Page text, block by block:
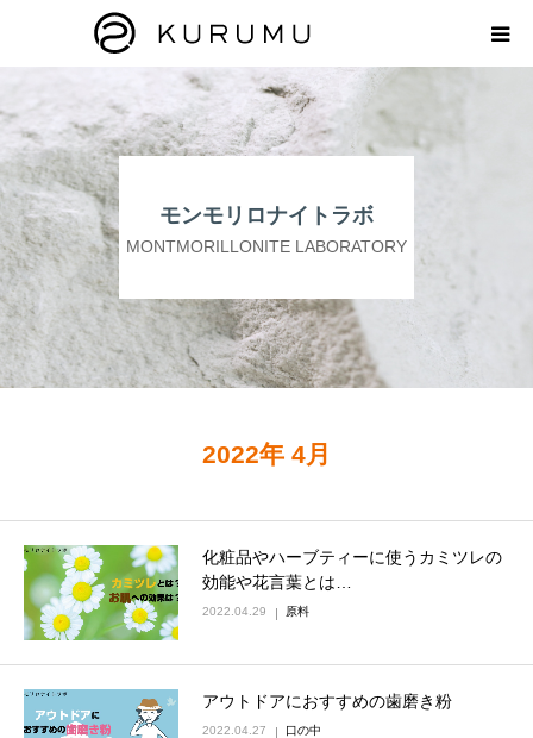
モンモリロナイトラボ
MONTMORILLONITE LABORATORY
2022年 4月
化粧品やハーブティーに使うカミツレの
効能や花言葉とは…
2022.04.29 原料
アウトドアにおすすめの歯磨き粉
2022.04.27 口の中
HOME
ABOUT
プロダクト
モンモリロナイトラボ
お知らせ